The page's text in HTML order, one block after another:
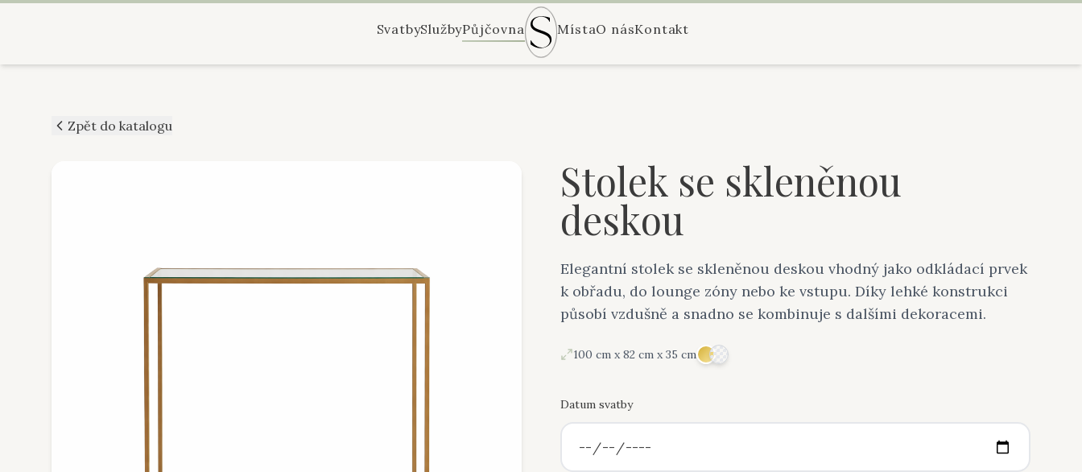
SvatbySlužbyPůjčovna MístaO násKontakt
Zpět do katalogu
Stolek se skleněnou
deskou
Elegantní stolek se skleněnou deskou vhodný jako odkládací prvek
k obřadu, do lounge zóny nebo ke vstupu. Díky lehké konstrukci
působí vzdušně a snadno se kombinuje s dalšími dekoracemi.
100 cm x 82 cm x 35 cm
Datum svatby